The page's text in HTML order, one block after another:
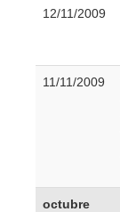
12/11/2009
11/11/2009
octubre